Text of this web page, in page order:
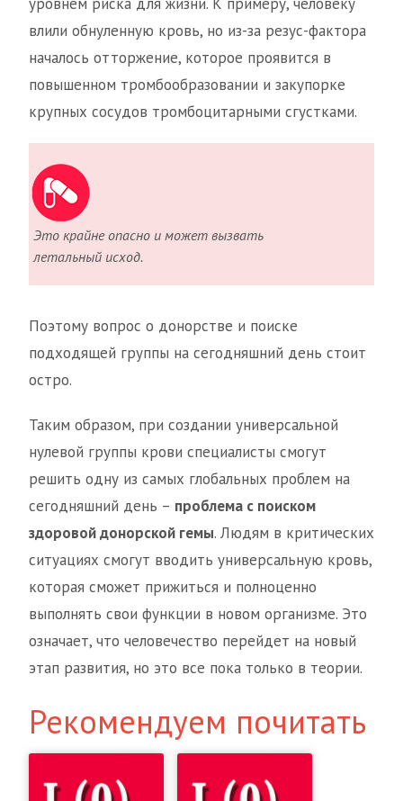
влили обнуленную кровь, но из-за резус-фактора
началось отторжение, которое проявится в
повышенном тромбообразовании и закупорке
крупных сосудов тромбоцитарными сгустками.
Это крайне опасно и может вызвать
летальный исход.
Поэтому вопрос о донорстве и поиске
подходящей группы на сегодняшний день стоит
остро.
Таким образом, при создании универсальной
нулевой группы крови специалисты смогут
решить одну из самых глобальных проблем на
сегодняшний день – проблема с поиском
здоровой донорской гемы. Людям в критических
ситуациях смогут вводить универсальную кровь,
которая сможет прижиться и полноценно
выполнять свои функции в новом организме. Это
означает, что человечество перейдет на новый
этап развития, но это все пока только в теории.
Рекомендуем почитать